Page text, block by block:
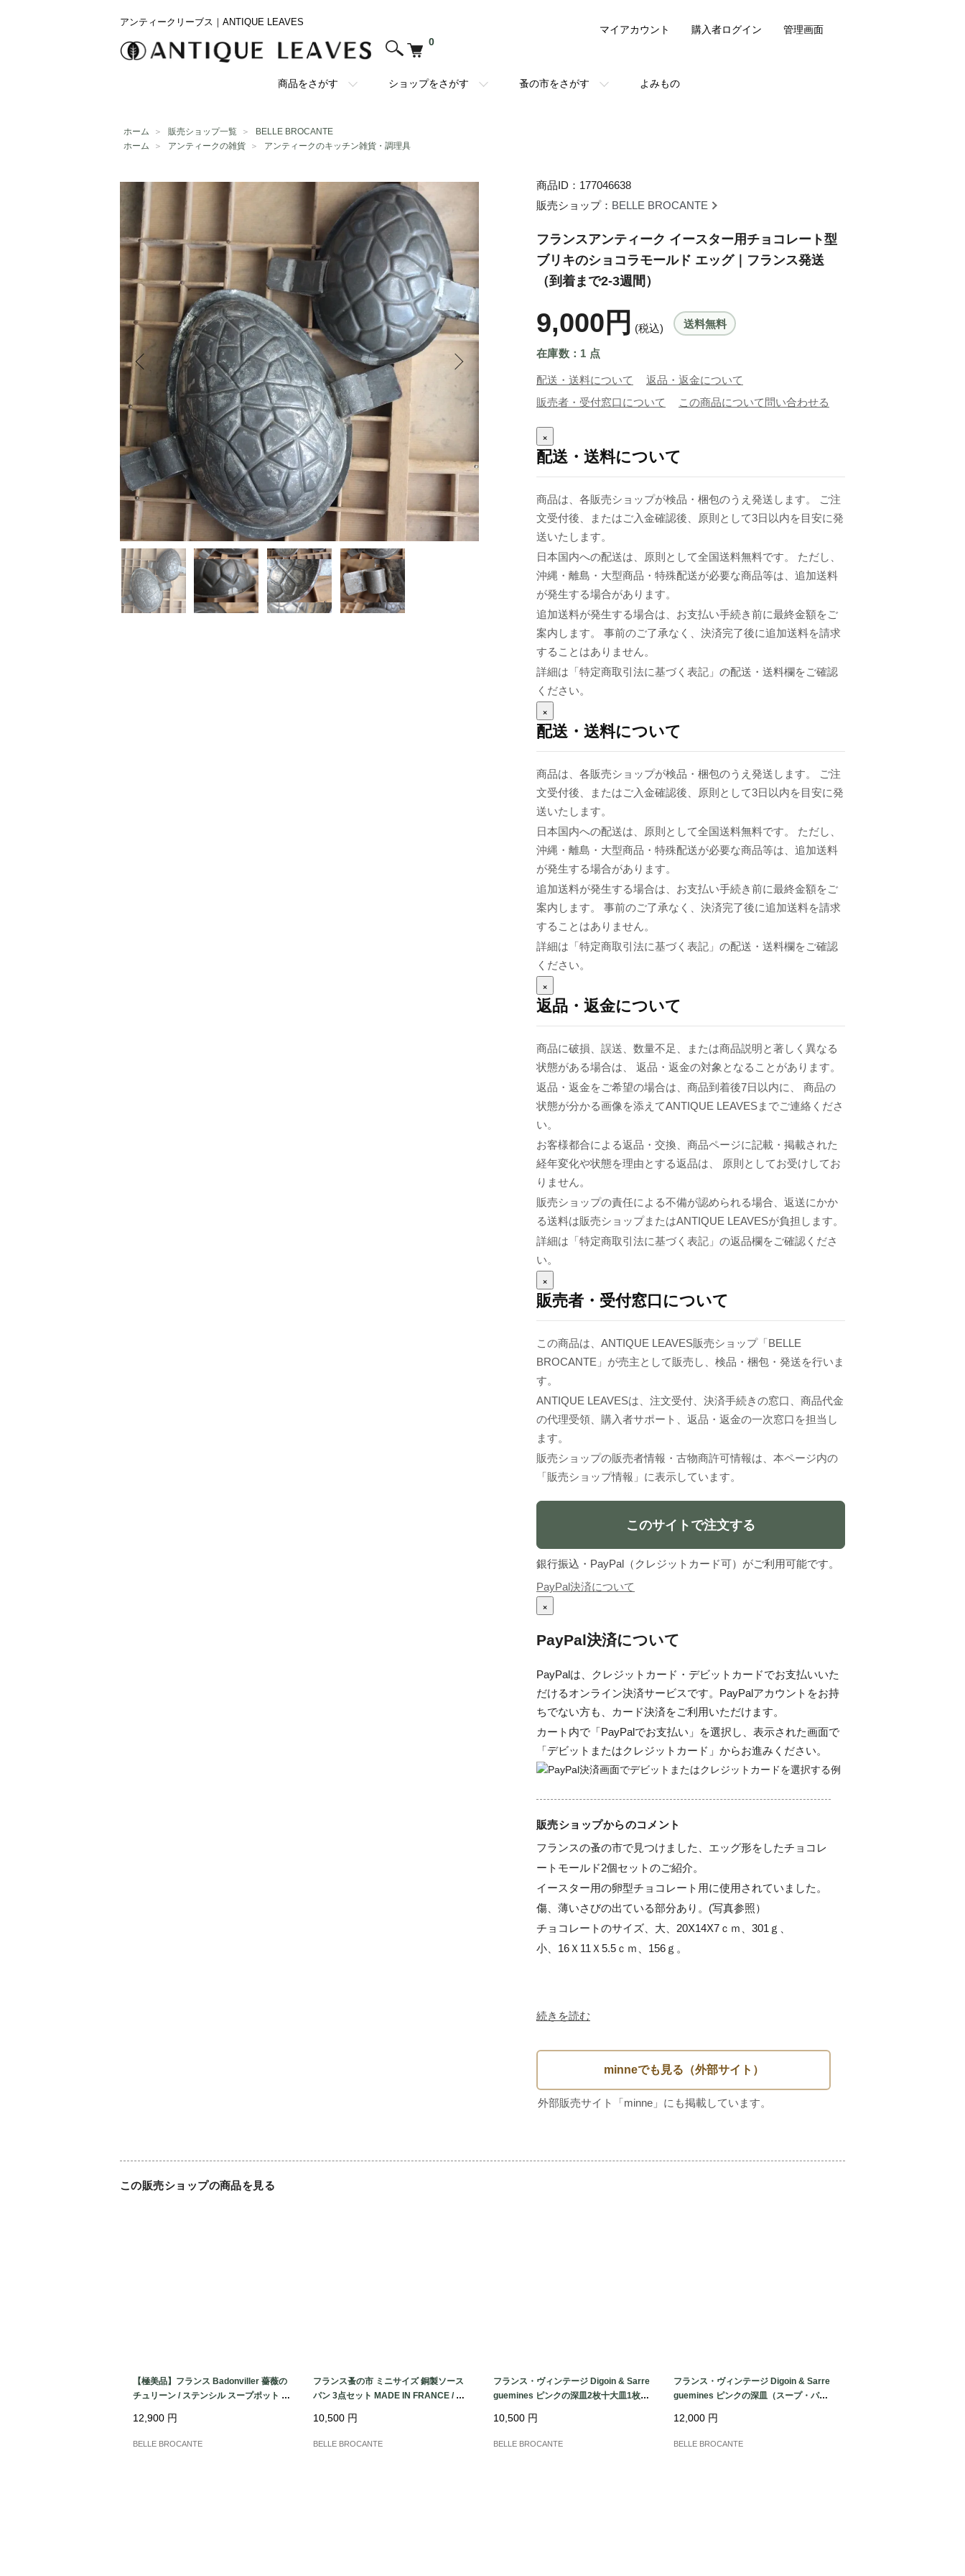
アンティークリーブス｜ANTIQUE LEAVES
0
商品をさがす ショップをさがす 蚤の市をさがす よみもの
マイアカウント 購入者ログイン 管理画面
ホーム ＞ 販売ショップ一覧 ＞
BELLE BROCANTE
ホーム
＞ アンティークの雑貨 ＞ アンティークのキッチン雑貨・調理具
商品ID：177046638
販売ショップ： BELLE BROCANTE
フランスアンティーク イースター用チョコレート型
ブリキのショコラモールド エッグ｜フランス発送
（到着まで2-3週間）
9,000円 (税込) 送料無料
在庫数：1 点
配送・送料について
返品・返金について
販売者・受付窓口について
この商品について問い合わせる
×
配送・送料について
商品は、各販売ショップが検品・梱包のうえ発送します。 ご注
文受付後、またはご入金確認後、原則として3日以内を目安に発
送いたします。
日本国内への配送は、原則として全国送料無料です。 ただし、
沖縄・離島・大型商品・特殊配送が必要な商品等は、追加送料
が発生する場合があります。
追加送料が発生する場合は、お支払い手続き前に最終金額をご
案内します。 事前のご了承なく、決済完了後に追加送料を請求
することはありません。
詳細は「特定商取引法に基づく表記」の配送・送料欄をご確認
ください。
×
配送・送料について
商品は、各販売ショップが検品・梱包のうえ発送します。 ご注
文受付後、またはご入金確認後、原則として3日以内を目安に発
送いたします。
日本国内への配送は、原則として全国送料無料です。 ただし、
沖縄・離島・大型商品・特殊配送が必要な商品等は、追加送料
が発生する場合があります。
追加送料が発生する場合は、お支払い手続き前に最終金額をご
案内します。 事前のご了承なく、決済完了後に追加送料を請求
することはありません。
詳細は「特定商取引法に基づく表記」の配送・送料欄をご確認
ください。
×
返品・返金について
商品に破損、誤送、数量不足、または商品説明と著しく異なる
状態がある場合は、 返品・返金の対象となることがあります。
返品・返金をご希望の場合は、商品到着後7日以内に、 商品の
状態が分かる画像を添えてANTIQUE LEAVESまでご連絡くださ
い。
お客様都合による返品・交換、商品ページに記載・掲載された
経年変化や状態を理由とする返品は、 原則としてお受けしてお
りません。
販売ショップの責任による不備が認められる場合、返送にかか
る送料は販売ショップまたはANTIQUE LEAVESが負担します。
詳細は「特定商取引法に基づく表記」の返品欄をご確認くださ
い。
×
販売者・受付窓口について
この商品は、ANTIQUE LEAVES販売ショップ「BELLE
BROCANTE」が売主として販売し、検品・梱包・発送を行いま
す。
ANTIQUE LEAVESは、注文受付、決済手続きの窓口、商品代金
の代理受領、購入者サポート、返品・返金の一次窓口を担当し
ます。
販売ショップの販売者情報・古物商許可情報は、本ページ内の
「販売ショップ情報」に表示しています。
このサイトで注文する
銀行振込・PayPal（クレジットカード可）がご利用可能です。
PayPal決済について
×
PayPal決済について
PayPalは、クレジットカード・デビットカードでお支払いいた
だけるオンライン決済サービスです。PayPalアカウントをお持
ちでない方も、カード決済をご利用いただけます。
カート内で「PayPalでお支払い」を選択し、表示された画面で
「デビットまたはクレジットカード」からお進みください。
販売ショップからのコメント
フランスの蚤の市で見つけました、エッグ形をしたチョコレ
ートモールド2個セットのご紹介。
イースター用の卵型チョコレート用に使用されていました。
傷、薄いさびの出ている部分あり。(写真参照）
チョコレートのサイズ、大、20X14X7ｃｍ、301ｇ、
小、16Ｘ11Ｘ5.5ｃｍ、156ｇ。
続きを読む
この販売ショップの商品を見る
【極美品】フランス Badonviller 薔薇の
チュリーン / ステンシル スープポット 蓋
週間）
12,900 円
BELLE BROCANTE
フランス蚤の市 ミニサイズ 銅製ソース
パン 3点セット MADE IN FRANCE / 真
10,500 円
BELLE BROCANTE
フランス・ヴィンテージ Digoin & Sarre
guemines ピンクの深皿2枚十大皿1枚｜
10,500 円
BELLE BROCANTE
フランス・ヴィンテージ Digoin & Sarre
guemines ピンクの深皿（スープ・パス
（到着まで2-3週間）
12,000 円
BELLE BROCANTE